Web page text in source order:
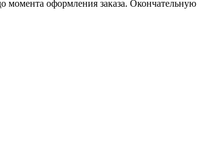
момента оформления заказа. Окончательную